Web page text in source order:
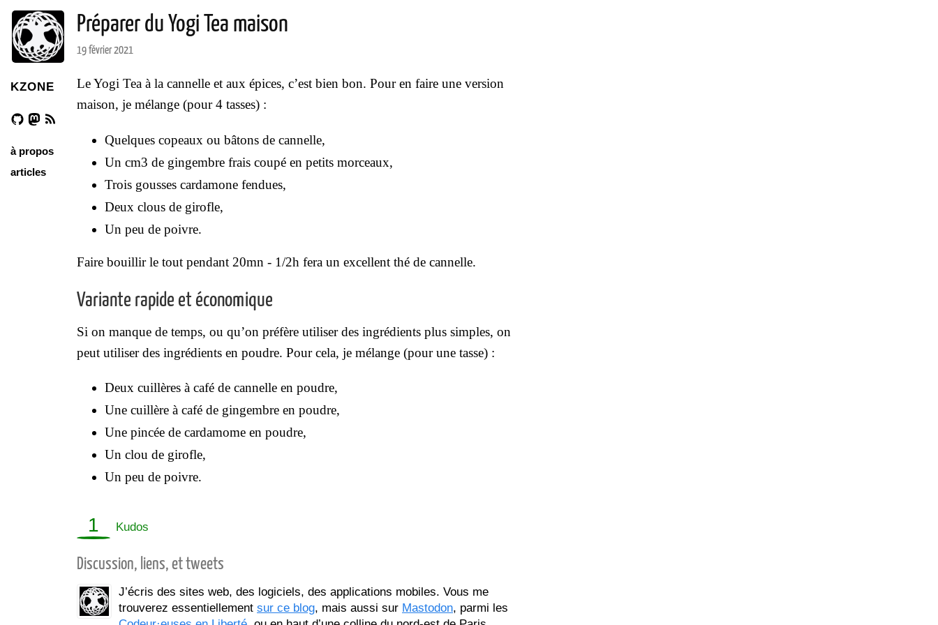
KZONE
à propos
articles
Préparer du Yogi Tea maison
19 février 2021
Le Yogi Tea à la cannelle et aux épices, c’est bien bon. Pour en faire une version
maison, je mélange (pour 4 tasses) :
Quelques copeaux ou bâtons de cannelle,
Un cm3 de gingembre frais coupé en petits morceaux,
Trois gousses cardamone fendues,
Deux clous de girofle,
Un peu de poivre.
Faire bouillir le tout pendant 20mn - 1/2h fera un excellent thé de cannelle.
Variante rapide et économique
Si on manque de temps, ou qu’on préfère utiliser des ingrédients plus simples, on
peut utiliser des ingrédients en poudre. Pour cela, je mélange (pour une tasse) :
Deux cuillères à café de cannelle en poudre,
Une cuillère à café de gingembre en poudre,
Une pincée de cardamome en poudre,
Un clou de girofle,
Un peu de poivre.
1 Kudos
Discussion, liens, et tweets
J’écris des sites web, des logiciels, des applications mobiles. Vous me
trouverez essentiellement sur ce blog, mais aussi sur Mastodon, parmi les